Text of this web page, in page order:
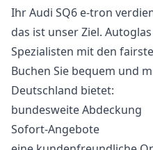
Ihr Audi SQ6 e-tron
das ist unser Ziel.
Spezialisten mit den
Buchen Sie bequem und
Deutschland bietet:
bundesweite Abdeckung
Sofort-Angebote